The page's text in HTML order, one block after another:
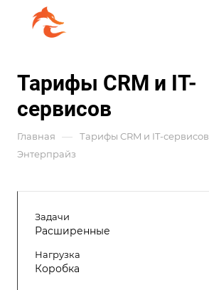
Тарифы CRM и IT-
сервисов
Главная — Тарифы CRM и IT-сервисов
Энтерпрайз
Задачи
Расширенные
Нагрузка
Коробка